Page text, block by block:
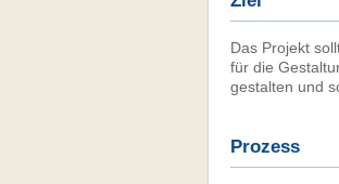
Das Projekt
für die
gestalten und
Prozess